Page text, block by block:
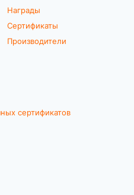
Награды
Сертификаты
Производители
сертификатов